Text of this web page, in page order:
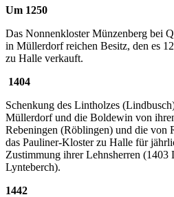
Um 1250
Das Nonnenkloster Münzenberg bei
in Müllerdorf reichen Besitz, den es
zu Halle verkauft.
1404
Schenkung des Lintholzes
Müllerdorf und die Boldewin von
Rebeningen (Röblingen) und die von
das Pauliner-Kloster zu Halle für
Zustimmung ihrer Lehnsherren
Lynteberch).
1442